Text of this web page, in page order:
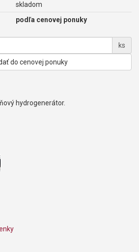
skladom
podľa cenovej ponuky
ks
do cenovej ponuky
hydrogenerátor.